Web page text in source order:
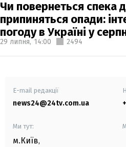
Чи повернеться спека
припиняться опади:
погоду в Україні у
29 липня, 14:00 2494
E-mail редакції
news24@24tv.com.ua
Ми тут:
м.Київ,